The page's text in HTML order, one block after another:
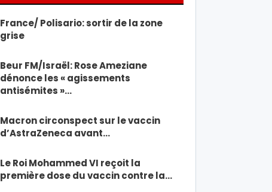
France/ Polisario: sortir de la zone
grise
Beur FM/Israël: Rose Ameziane
dénonce les « agissements
antisémites »…
Macron circonspect sur le vaccin
d’AstraZeneca avant…
Le Roi Mohammed VI reçoit la
première dose du vaccin contre la…